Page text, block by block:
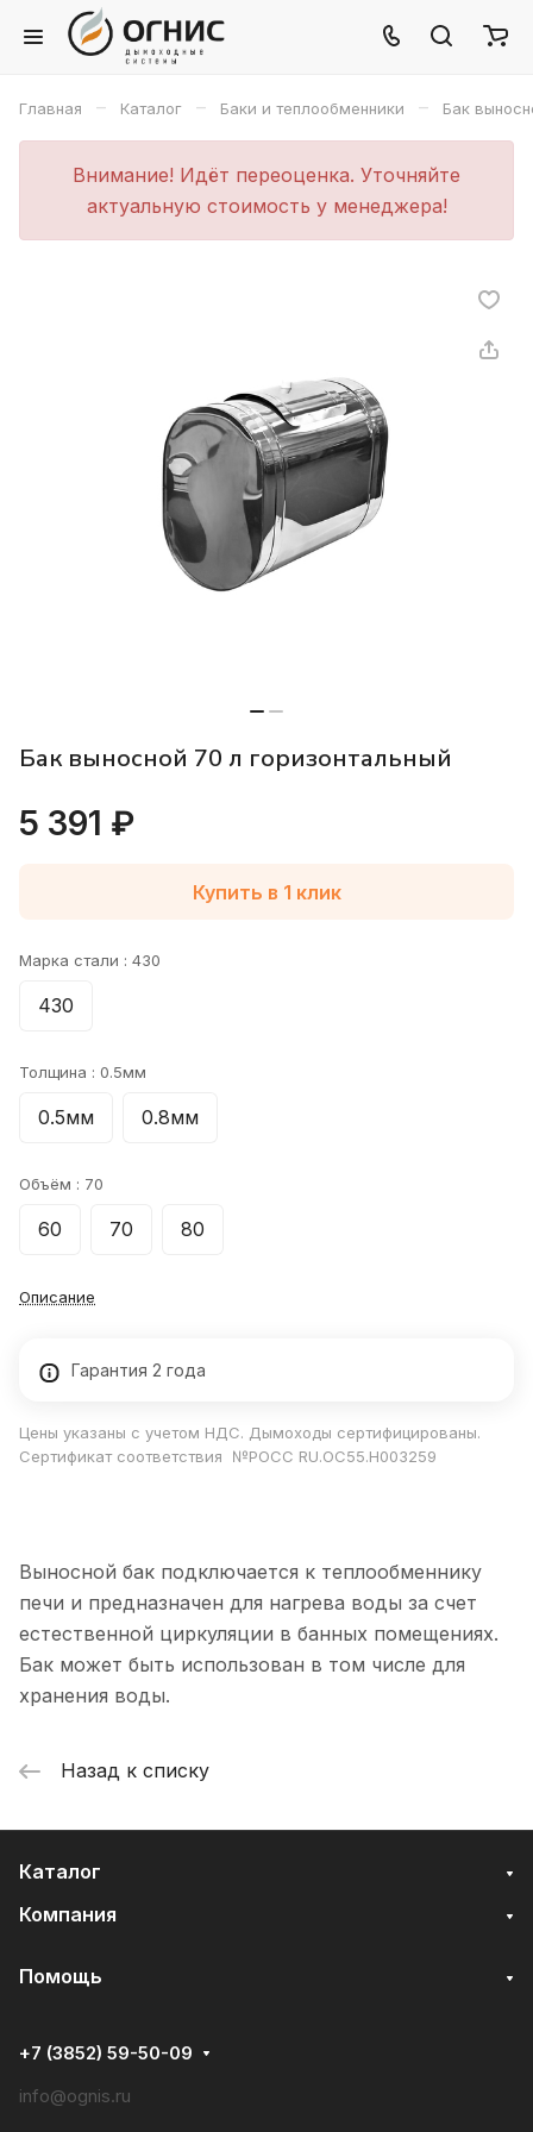
Главная – Каталог – Баки и теплообменники – Бак
Внимание! Идёт переоценка. Уточняйте
актуальную стоимость у менеджера!
Бак выносной 70 л горизонтальный
5 391 ₽
Купить в 1 клик
Марка стали : 430
430
Толщина : 0.5мм
0.5мм 0.8мм
Объём : 70
60 70 80
Описание
Гарантия 2 года
Цены указаны с учетом НДС. Дымоходы сертифицированы.
Сертификат соответствия №РОСС RU.ОС55.Н003259
Выносной бак подключается к теплообменнику
печи и предназначен для нагрева воды за счет
естественной циркуляции в банных помещениях.
Бак может быть использован в том числе для
хранения воды.
Назад к списку
Каталог
Компания
Помощь
+7 (3852) 59-50-09
info@ognis.ru